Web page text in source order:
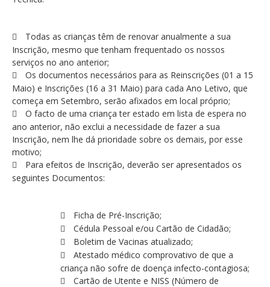
Todas as crianças têm de renovar anualmente a sua
Inscrição, mesmo que tenham frequentado os nossos
serviços no ano anterior;
Os documentos necessários para as Reinscrições (01 a 15
Maio) e Inscrições (16 a 31 Maio) para cada Ano Letivo, que
começa em Setembro, serão afixados em local próprio;
O facto de uma criança ter estado em lista de espera no
ano anterior, não exclui a necessidade de fazer a sua
Inscrição, nem lhe dá prioridade sobre os demais, por esse
motivo;
Para efeitos de Inscrição, deverão ser apresentados os
seguintes Documentos:
Ficha de Pré-Inscrição;
Cédula Pessoal e/ou Cartão de Cidadão;
Boletim de Vacinas atualizado;
Atestado médico comprovativo de que a
criança não sofre de doença infecto-contagiosa;
Cartão de Utente e NISS (Número de